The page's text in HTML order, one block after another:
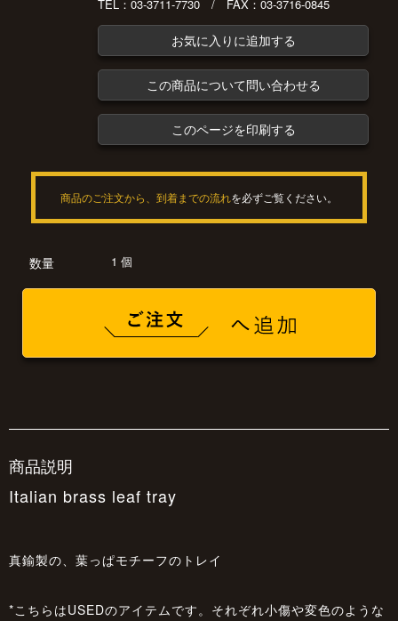
TEL：03-3711-7730 / FAX：03-3716-0845
お気に入りに追加する
この商品について問い合わせる
このページを印刷する
商品のご注文から、到着までの流れを必ずご覧ください。
数量 1 個
商品説明
Italian brass leaf tray
真鍮製の、葉っぱモチーフのトレイ
*こちらはUSEDのアイテムです。それぞれ小傷や変色のような